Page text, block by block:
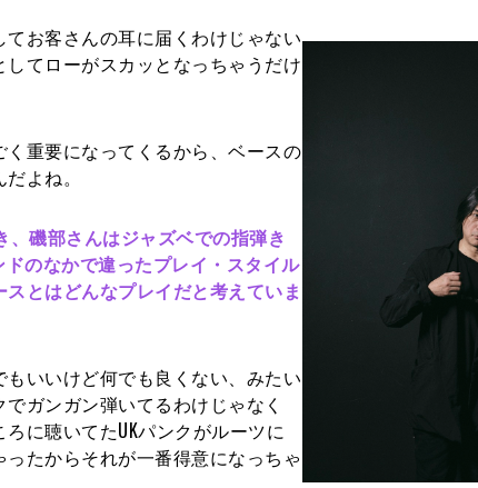
お客さんの耳に届くわけじゃない
てローがスカッとなっちゃうだけ
重要になってくるから、ベースの
よね。
磯部さんはジャズベでの指弾き
のなかで違ったプレイ・スタイル
とはどんなプレイだと考えていま
いいけど何でも良くない、みたい
ガンガン弾いてるわけじゃなく
に聴いてたUKパンクがルーツに
たからそれが一番得意になっちゃ